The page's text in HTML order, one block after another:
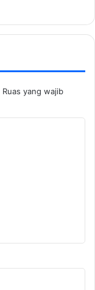
Ruas yang wajib